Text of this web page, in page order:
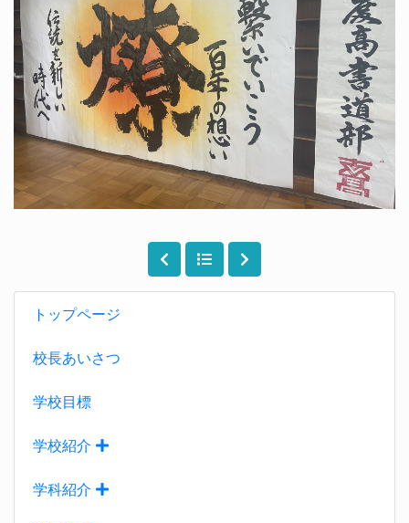
トップページ
校長あいさつ
学校目標
学校紹介
学科紹介